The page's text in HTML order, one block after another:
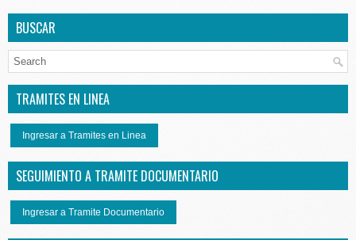
BUSCAR
TRAMITES EN LINEA
Ingresar a Tramites en Linea
SEGUIMIENTO A TRAMITE DOCUMENTARIO
Ingresar a Tramite Documentario